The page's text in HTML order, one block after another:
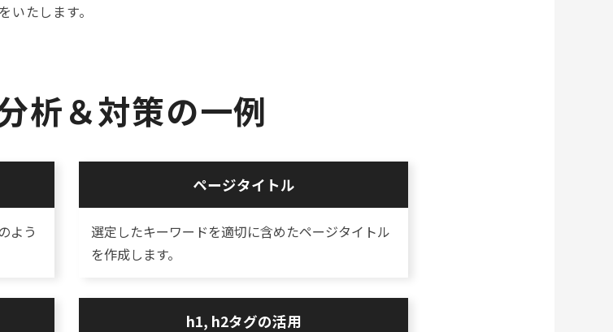
たします。
析＆対策の一例
よう
ページタイトル
選定したキーワードを適切に含めたページタイトル
を作成します。
h1, h2タグの活用